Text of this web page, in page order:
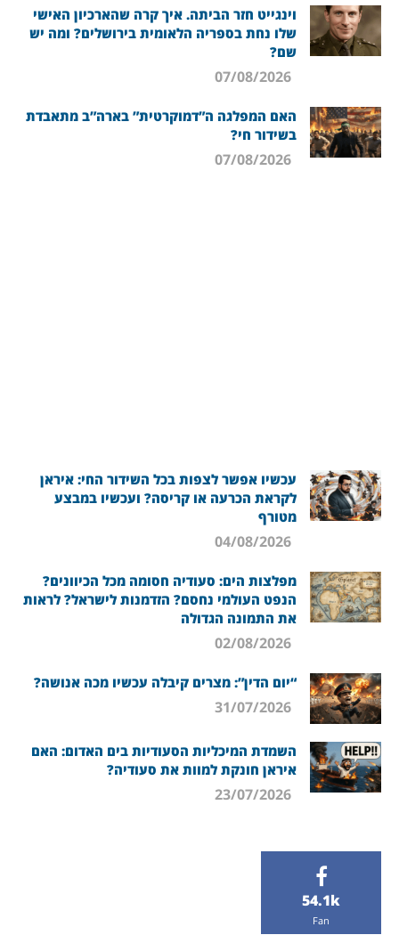
וינגייט חזר הביתה. איך קרה שהארכיון האישי
שלו נחת בספריה הלאומית בירושלים? ומה יש
שם?
האם המפלגה ה”דמוקרטית” בארה”ב מתאבדת
בשידור חי?
עכשיו אפשר לצפות בכל השידור החי: איראן
לקראת הכרעה או קריסה? ועכשיו במבצע
מטורף
מפלצות הים: סעודיה חסומה מכל הכיוונים?
הנפט העולמי נחסם? הזדמנות לישראל? לראות
את התמונה הגדולה
“יום הדין”: מצרים קיבלה עכשיו מכה אנושה?
השמדת המיכליות הסעודיות בים האדום: האם
איראן חונקת למוות את סעודיה?
54.1k
Fan